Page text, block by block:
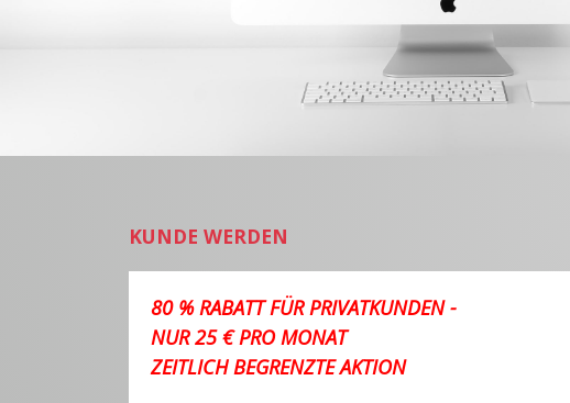
KUNDE WERDEN
80 % RABATT FÜR PRIVATKUNDEN -
NUR 25 € PRO MONAT
ZEITLICH BEGRENZTE AKTION